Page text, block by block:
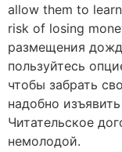
allow them to
risk of losing
размещения
пользуйтесь
чтобы забрать
надобно
Читательское
немолодой.